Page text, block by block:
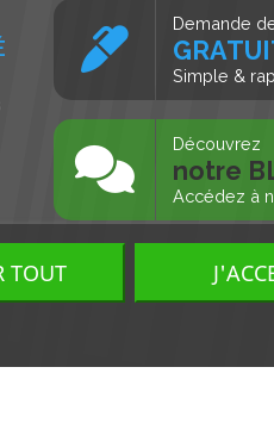
Demande
Simple &
Découvrez
notre
Accédez à
TOUT